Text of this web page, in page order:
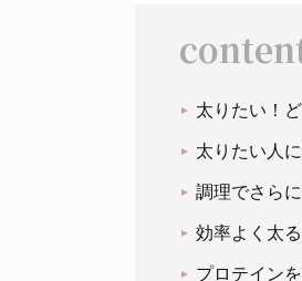
太りたい！
太りたい人
調理でさら
効率よく太
プロテイン